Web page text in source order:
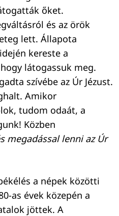
őket.
és az örök
lett. Állapota
kereste a
látogassuk meg.
szívébe az Úr Jézust.
Amikor
tudom odaát, a
Közben
megadással lenni az Úr
a népek közötti
as évek közepén a
jöttek. A